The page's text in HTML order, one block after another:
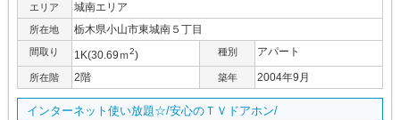
エリア 城南エリア
所在地 栃木県小山市東城南５丁目
間取り 1K(30.69ｍ2) 種別 アパート
所在階 2階 築年 2004年9月
インターネット使い放題☆/安心のＴＶドアホン/